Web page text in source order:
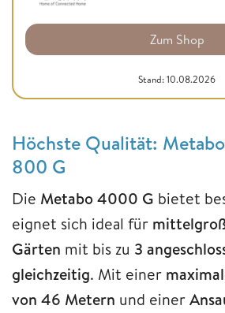
Zum Shop
Stand: 10.08.2026
Höchste Qualität:
800 G
Die Metabo 4000 G bietet
eignet sich ideal für
Gärten mit bis zu 3
gleichzeitig. Mit einer
von 46 Metern und einer